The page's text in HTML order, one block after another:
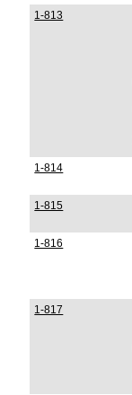
1-813
1-814
1-815
1-816
1-817